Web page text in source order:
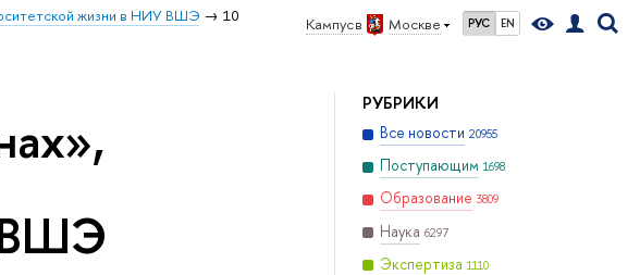
Кампус в Москве РУС EN
жизни в НИУ ВШЭ
10
РУБРИКИ
Все новости 20955
Поступающим 1698
Образование 3809
Наука 6297
Экспертиза 1110
ВШЭ